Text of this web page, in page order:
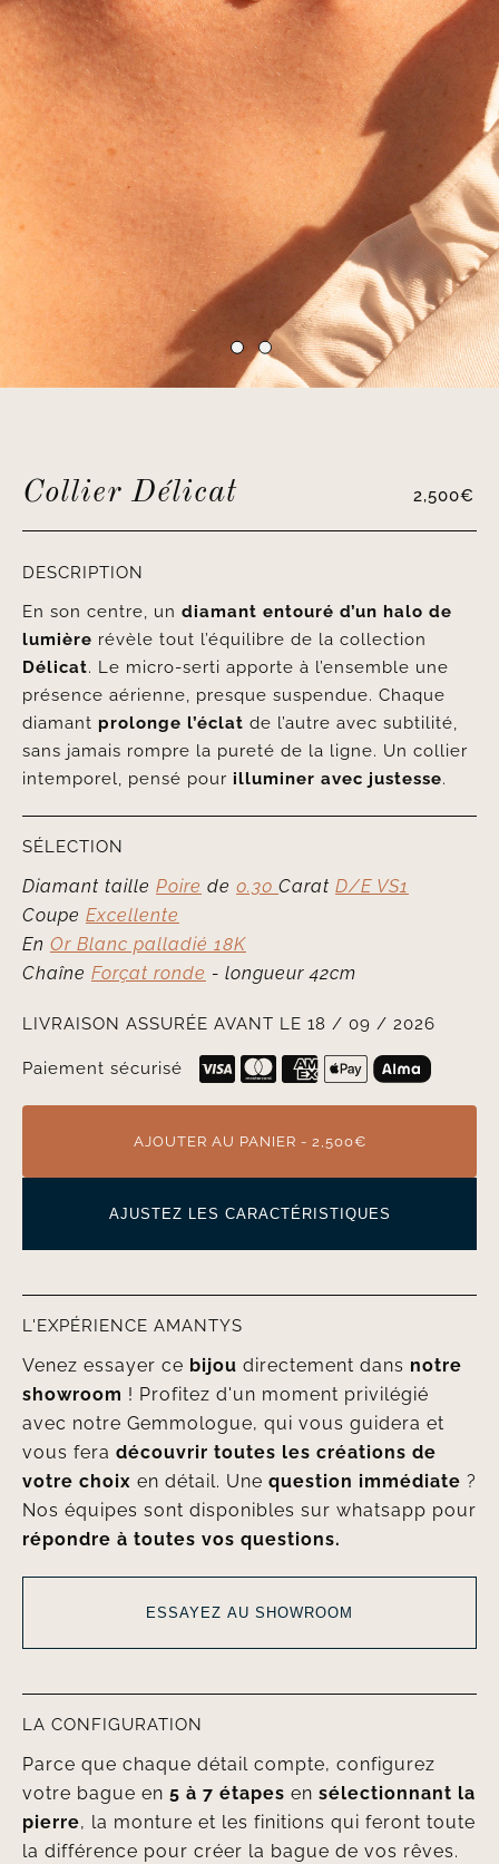
Collier Délicat 2,500€
DESCRIPTION
En son centre, un diamant entouré d’un halo de
lumière révèle tout l’équilibre de la collection
Délicat. Le micro-serti apporte à l’ensemble une
présence aérienne, presque suspendue. Chaque
diamant prolonge l’éclat de l’autre avec subtilité,
sans jamais rompre la pureté de la ligne. Un collier
intemporel, pensé pour illuminer avec justesse.
SÉLECTION
Diamant taille Poire de 0.30 Carat D/E VS1
Coupe Excellente
En Or Blanc palladié 18K
Chaîne Forçat ronde - longueur 42cm
LIVRAISON ASSURÉE AVANT LE 18 / 09 / 2026
Paiement sécurisé
AJOUTER AU PANIER - 2,500€
AJUSTEZ LES CARACTÉRISTIQUES
L'EXPÉRIENCE AMANTYS
Venez essayer ce bijou directement dans notre
showroom ! Profitez d'un moment privilégié
avec notre Gemmologue, qui vous guidera et
vous fera découvrir toutes les créations de
votre choix en détail. Une question immédiate ?
Nos équipes sont disponibles sur whatsapp pour
répondre à toutes vos questions.
ESSAYEZ AU SHOWROOM
LA CONFIGURATION
Parce que chaque détail compte, configurez
votre bague en 5 à 7 étapes en sélectionnant la
pierre, la monture et les finitions qui feront toute
la différence pour créer la bague de vos rêves.